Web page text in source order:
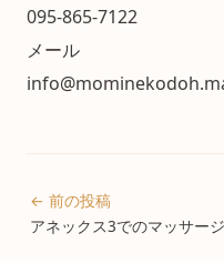
095-865-7122
メール
← 前の投稿
アネックス3でのマッサー